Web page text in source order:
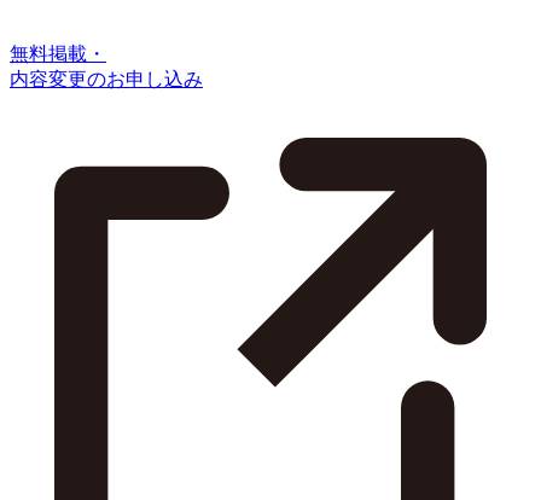
無料掲載・
内容変更のお申し込み